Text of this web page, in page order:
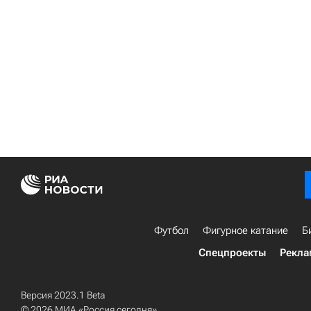
Футбол Фигурное катание
Спецпроекты
Версия 2023.1 Beta